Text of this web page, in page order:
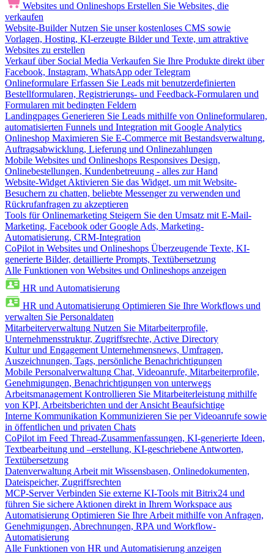
Websites und Onlineshops Erstellen Sie Websites, die
verkaufen
Website-Builder Nutzen Sie unser kostenloses CMS sowie
Vorlagen, Hosting, KI-erzeugte Bilder und Texte, um attraktive
Websites zu erstellen
Verkauf über Social Media Verkaufen Sie Ihre Produkte direkt über
Facebook, Instagram, WhatsApp oder Telegram
Onlineformulare Erfassen Sie Leads mit benutzerdefinierten
Bestellformularen, Registrierungs- und Feedback-Formularen und
Formularen mit bedingten Feldern
Landingpages Generieren Sie Leads mithilfe von Onlineformularen,
automatisierten Funnels und Integration mit Google Analytics
Onlineshop Maximieren Sie E-Commerce mit Bestandsverwaltung,
Auftragsabwicklung, Lieferung und Onlinezahlungen
Mobile Websites und Onlineshops Responsives Design,
Onlinebestellungen, Kundenbetreuung - alles zur Hand
Website-Widget Aktivieren Sie das Widget, um mit Website-
Besuchern zu chatten, beliebte Messenger zu verwenden und
Rückrufanfragen zu akzeptieren
Tools für Onlinemarketing Steigern Sie den Umsatz mit E-Mail-
Marketing, Facebook oder Google Ads, Marketing-
Automatisierung, CRM-Integration
CoPilot in Websites und Onlineshops Überzeugende Texte, KI-
generierte Bilder, detaillierte Prompts, Textübersetzung
Alle Funktionen von Websites und Onlineshops anzeigen
HR und Automatisierung
HR und Automatisierung Optimieren Sie Ihre Workflows und
verwalten Sie Personaldaten
Mitarbeiterverwaltung Nutzen Sie Mitarbeiterprofile,
Unternehmensstruktur, Zugriffsrechte, Active Directory
Kultur und Engagement Unternehmensnews, Umfragen,
Auszeichnungen, Tags, persönliche Benachrichtigungen
Mobile Personalverwaltung Chat, Videoanrufe, Mitarbeiterprofile,
Genehmigungen, Benachrichtigungen von unterwegs
Arbeitsmanagement Kontrollieren Sie Mitarbeiterleistung mithilfe
von KPI, Arbeitsberichten und der Ansicht Beaufsichtige
Interne Kommunikation Kommunizieren Sie per Videoanrufe sowie
in öffentlichen und privaten Chats
CoPilot im Feed Thread-Zusammenfassungen, KI-generierte Ideen,
Textbearbeitung und –erstellung, KI-geschriebene Antworten,
Textübersetzung
Datenverwaltung Arbeit mit Wissensbasen, Onlinedokumenten,
Dateispeicher, Zugriffsrechten
MCP-Server Verbinden Sie externe KI-Tools mit Bitrix24 und
führen Sie sichere Aktionen direkt in Ihrem Workspace aus
Automatisierung Optimieren Sie Ihre Arbeit mithilfe von Anfragen,
Genehmigungen, Abrechnungen, RPA und Workflow-
Automatisierung
Alle Funktionen von HR und Automatisierung anzeigen